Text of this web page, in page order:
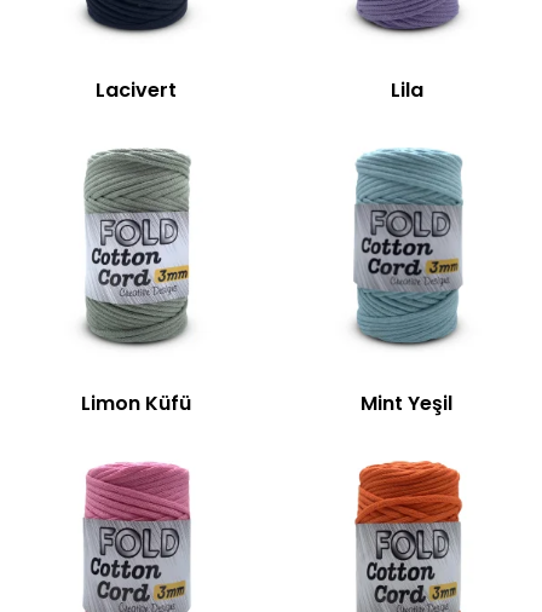
Lacivert Lila
Limon Küfü Mint Yeşil